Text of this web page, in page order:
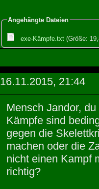
Angehängte Dateien
exe-Kämpfe.txt (Größe:
16.11.2015, 21:44
Mensch Jandor,
Kämpfe sind
gegen die
machen oder die
nicht einen Kampf
richtig?